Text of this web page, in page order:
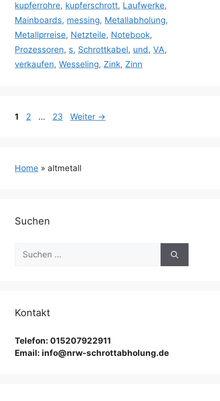
kupferrohre, kupferschrott, Laufwerke,
Mainboards, messing, Metallabholung,
Metallprreise, Netzteile, Notebook,
Prozessoren, s, Schrottkabel, und, VA,
verkaufen, Wesseling, Zink, Zinn
Seite
1 Seite
2 … Seite
23 Weiter →
Home » altmetall
Suchen
Suchen
nach:
Kontakt
Telefon: 015207922911
Email: info@nrw-schrottabholung.de